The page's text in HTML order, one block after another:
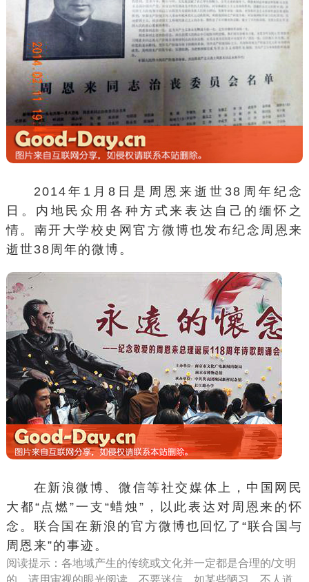
2014年1月8日是周恩来逝世38周年纪念
日。内地民众用各种方式来表达自己的缅怀之
情。 南开大学 校史网官方微博也发布纪念周恩来
逝世38周年的微博。
在 新浪微博 、微信等社交媒体上，中国网民
大都“点燃”一支“蜡烛”，以此表达对周恩来的怀
念。联合国在新浪的官方微博也回忆了“联合国与
周恩来”的事迹。
阅读提示：各地域产生的传统或文化并一定都是合理的/文明